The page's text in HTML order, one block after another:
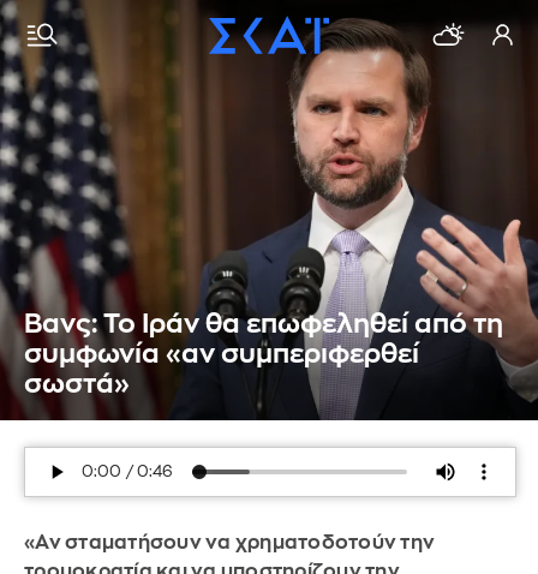
Βανς: Το Ιράν θα επωφεληθεί από τη
συμφωνία «αν συμπεριφερθεί
σωστά»
«Αν σταματήσουν να χρηματοδοτούν την